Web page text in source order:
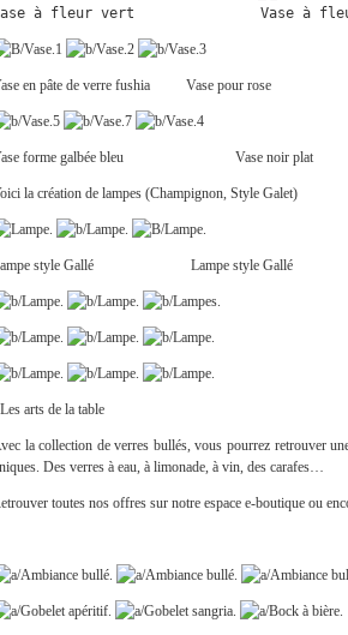
à fleur vert               Vase à
en pâte de verre fushia Vase pour
forme galbée bleu Vase
la création de lampes (Champignon, Style Galet)
style Gallé Lampe style Gallé
arts de la table
la collection de verres bullés, vous pourrez retrouver
Des verres à eau, à limonade, à vin, des carafes…
toutes nos offres sur notre espace e-boutique ou